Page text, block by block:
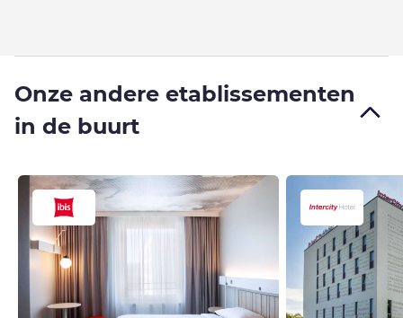
Onze andere etablissementen
in de buurt